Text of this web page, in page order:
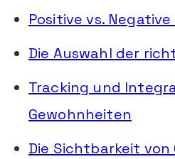
Positive vs.
Die Auswahl der
Tracking und
Gewohnheiten
Die Sichtbarkeit von